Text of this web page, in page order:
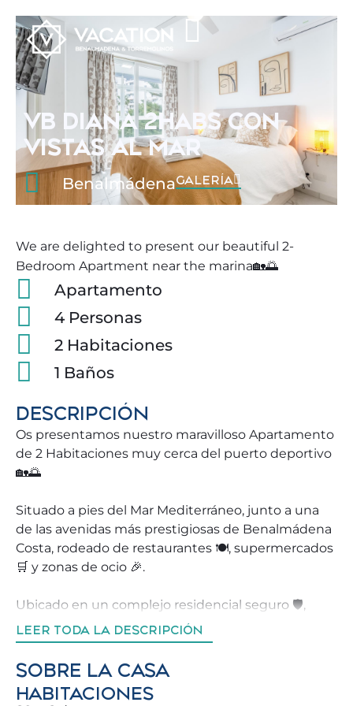
VB DIANA 2HABS CON
VISTAS AL MAR
BenalmádenaGALERÍA
We are delighted to present our beautiful 2-
Bedroom Apartment near the marina🏡🌅
Apartamento
4 Personas
2 Habitaciones
1 Baños
DESCRIPCIÓN
Os presentamos nuestro maravilloso Apartamento
de 2 Habitaciones muy cerca del puerto deportivo
🏡🌅
Situado a pies del Mar Mediterráneo, junto a una
de las avenidas más prestigiosas de Benalmádena
Costa, rodeado de restaurantes 🍽️, supermercados
🛒 y zonas de ocio 🎉.
Ubicado en un complejo residencial seguro 🛡️,
ideal para disfrutar Benalmádena con total
comodidad. No pierda la oportunidad de reservar
una propiedad que hará que sus vacaciones sean
inolvidables para usted y su familia ✨.
LEER TODA LA DESCRIPCIÓN
SOBRE LA CASA
HABITACIONES